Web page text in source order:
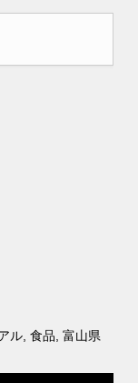
ル,食品,富山県